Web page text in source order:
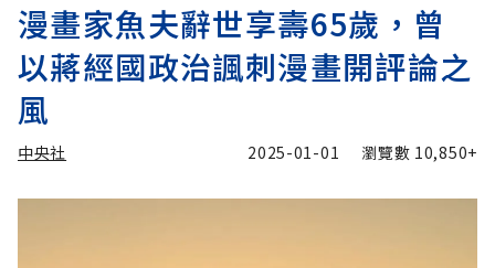
漫畫家魚夫辭世享壽65歲，曾
以蔣經國政治諷刺漫畫開評論之
風
中央社 2025-01-01 瀏覽數 10,850+